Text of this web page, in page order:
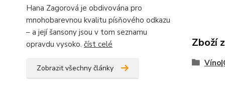
Hana Zagorová je obdivována pro
mnohobarevnou kvalitu písňového odkazu
– a její šansony jsou v tom seznamu
opravdu vysoko. číst celé
Zobrazit všechny články
Zboží